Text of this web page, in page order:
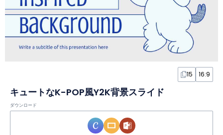
15 16:9
キュートなK-POP風Y2K背景スライド
ダウンロード